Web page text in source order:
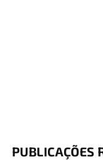
PUBLICAÇÕES